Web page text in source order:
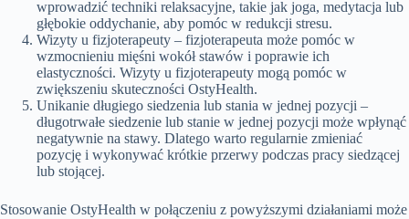
wprowadzić techniki relaksacyjne, takie jak joga, medytacja lub
głębokie oddychanie, aby pomóc w redukcji stresu.
Wizyty u fizjoterapeuty – fizjoterapeuta może pomóc w
wzmocnieniu mięśni wokół stawów i poprawie ich
elastyczności. Wizyty u fizjoterapeuty mogą pomóc w
zwiększeniu skuteczności OstyHealth.
Unikanie długiego siedzenia lub stania w jednej pozycji –
długotrwałe siedzenie lub stanie w jednej pozycji może wpłynąć
negatywnie na stawy. Dlatego warto regularnie zmieniać
pozycję i wykonywać krótkie przerwy podczas pracy siedzącej
lub stojącej.
Stosowanie OstyHealth w połączeniu z powyższymi działaniami może